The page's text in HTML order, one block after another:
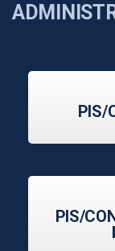
PIS/
PIS/